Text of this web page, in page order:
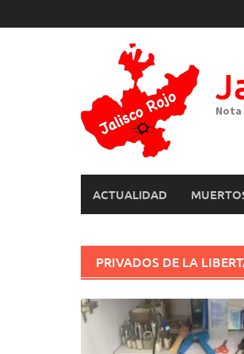
to
Nota
ACTUALIDAD
PRIVADOS DE LA